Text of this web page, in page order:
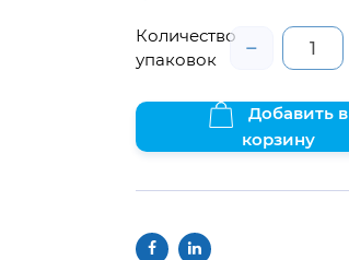
Количество
упаковок
−
Добавить в
корзину